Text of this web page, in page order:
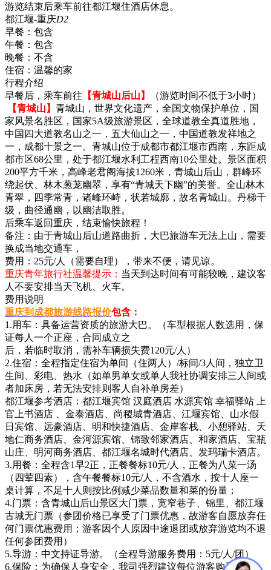
游览结束后乘车前往都江堰住酒店休息。
都江堰-重庆D2
早餐： 包含
午餐： 包含
晚餐： 不含
住宿： 温馨的家
行程介绍
早餐后，乘车前往 【青城山后山】
（游览时间不低于3小时）
【青城山】 青城山，世界文化遗产，全国文物保护单位，国
家风景名胜区，国家5A级旅游景区，全球道教全真道胜地，
中国四大道教名山之一，五大仙山之一，中国道教发祥地之
一，成都十景之一。青城山位于成都市都江堰市西南，东距成
都市区68公里，处于都江堰水利工程西南10公里处。景区面积
200平方千米，高峰老君阁海拔1260米，青城山后山，群峰环
绕起伏、林木葱茏幽翠，享有“青城天下幽”的美誉。全山林木
青翠，四季常青，诸峰环峙，状若城廓，故名青城山。丹梯千
级，曲径通幽，以幽洁取胜。
后乘车返回重庆，结束愉快旅程！
备注：由于青城山后山道路曲折，大巴旅游车无法上山，需要
换成当地交通车，
费用：25元/人（需要自理），带来不便，请见谅。
重庆青年旅行社温馨提示： 当天到达时间有可能较晚，建议客
人不要安排当天飞机、火车。
费用说明
重庆到成都旅游线路报价包含：
1.用车：具备运营资质的旅游大巴。（车型根据人数选用，保
证每人一个正座，合同成立之
后，若临时取消，需补车辆损失费120元/人）
2.住宿：全程指定住宿为单间（住两人）/标间/3人间，独立卫
生间、彩电、热水（如单男单女或单人我社协调安排三人间或
者加床房，若无法安排则客人自补单房差）
都江堰参考酒店：都江堰宾馆 汉庭酒店 水源宾馆 幸福驿站 上
官上书酒店 、金泰酒店、尚稷城青酒店、江堰宾馆、山水假
日宾馆、远豪酒店、明和快捷酒店、金岸客栈、小憩驿站、天
地仁商务酒店、金河源宾馆、锦致邻家酒店、和家酒店、宝瓶
山庄、明河商务酒店、都江堰名城时代酒店、发玛瑞卡酒店。
3.用餐：全程含1早2正，正餐餐标10元/人，正餐为八菜一汤
（四荤四素），含午餐餐标10元/人，不含酒水，按十人座一
桌计算，不足十人则按比例减少菜品数量和菜的份量；
4.门票：含青城山后山景区大门票，宽窄巷子、锦里、都江堰
古城无门票（参团价格已享受了门票优惠，故游客自愿放弃任
何门票优惠费用；游客因个人原因中途退团或放弃游览均不退
任何参团费用）
5.导游：中文持证导游。（全程导游服务费用：5元/人/团）
6.保险：为确保人身安全，我司强烈建议每位游客购买“旅游